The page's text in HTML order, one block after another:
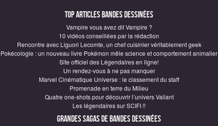
Top articles Bandes Dessinées
Vampire vous avez dit Vampire ?
10 vidéos conseillées par la rédaction
Rencontre avec Liguori Lecomte, un chef cuisinier véritablement geek
Pokécologie : un nouveau livre Pokémon mêle science et comportement animalier
Site officiel des Légendaires en ligne!
Un rendez-vous à ne pas manquer
Marvel Cinématique Universe : le classement du staff
Promenade en terre du Milieu
Quatre one-shots pour découvrir l’univers Valiant
Les légendaires sur SCIFI !!
Grandes sagas de Bandes Dessinées